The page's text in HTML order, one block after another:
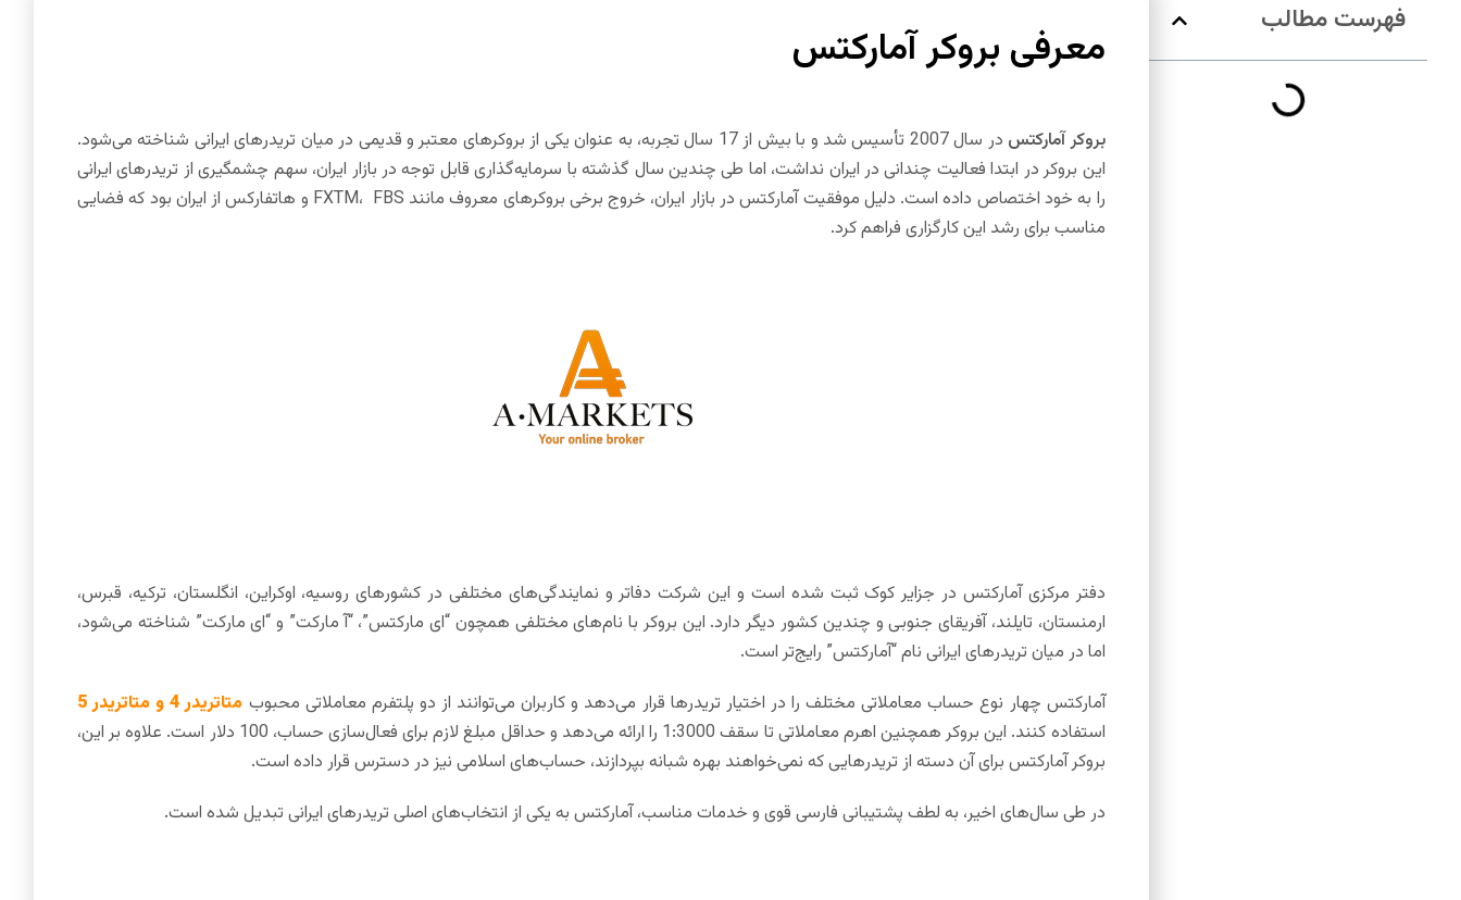
فهرست مطالب
معرفی بروکر آمارکتس
بروکر آمارکتس
در سال 2007 تأسیس شد و با بیش از 17 سال تجربه، به عنوان یکی از بروکرهای معتبر و قدیمی در میان تریدرهای ایرانی شناخته می‌شود.
این بروکر در ابتدا فعالیت چندانی در ایران نداشت، اما طی چندین سال گذشته با سرمایه‌گذاری قابل توجه در بازار ایران، سهم چشمگیری از تریدرهای ایرانی
را به خود اختصاص داده است. دلیل موفقیت آمارکتس در بازار ایران، خروج برخی بروکرهای معروف مانند FXTM، FBS و هاتفارکس از ایران بود که فضایی
مناسب برای رشد این کارگزاری فراهم کرد.
دفتر مرکزی آمارکتس در جزایر کوک ثبت شده است و این شرکت دفاتر و نمایندگی‌های مختلفی در کشورهای روسیه، اوکراین، انگلستان، ترکیه، قبرس،
ارمنستان، تایلند، آفریقای جنوبی و چندین کشور دیگر دارد. این بروکر با نام‌های مختلفی همچون “ای مارکتس”، “آ مارکت” و “ای مارکت” شناخته می‌شود،
اما در میان تریدرهای ایرانی نام “آمارکتس” رایج‌تر است.
آمارکتس چهار نوع حساب معاملاتی مختلف را در اختیار تریدرها قرار می‌دهد و کاربران می‌توانند از دو پلتفرم معاملاتی محبوب متاتریدر 4 و متاتریدر 5
استفاده کنند. این بروکر همچنین اهرم معاملاتی تا سقف 1:3000 را ارائه می‌دهد و حداقل مبلغ لازم برای فعال‌سازی حساب، 100 دلار است. علاوه بر این،
بروکر آمارکتس برای آن دسته از تریدرهایی که نمی‌خواهند بهره شبانه بپردازند، حساب‌های اسلامی نیز در دسترس قرار داده است.
در طی سال‌های اخیر، به لطف پشتیبانی فارسی قوی و خدمات مناسب، آمارکتس به یکی از انتخاب‌های اصلی تریدرهای ایرانی تبدیل شده است.